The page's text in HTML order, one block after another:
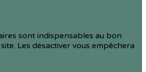
sont indispensables au bon
Les désactiver vous empêchera